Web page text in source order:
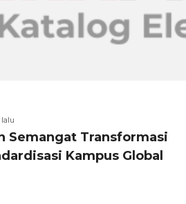
Semangat Transformasi
Kampus Global